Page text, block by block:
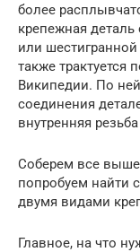
более
крепежная
или
также трактуется
Википедии. По
соединения
внутренняя
Соберем все
попробуем найти
двумя видами
Главное, на что